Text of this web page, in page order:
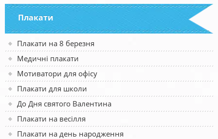
Плакати
Плакати на 8 березня
Медичні плакати
Мотиватори для офісу
Плакати для школи
До Дня святого Валентина
Плакати на весілля
Плакати на день народження